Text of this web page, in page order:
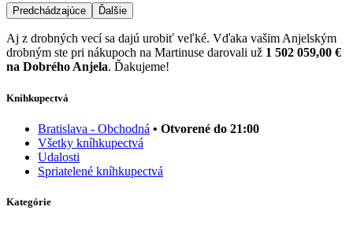
Predchádzajúce Ďalšie
Aj z drobných vecí sa dajú urobiť veľké. Vďaka vašim Anjelským
drobným ste pri nákupoch na Martinuse darovali už 1 502 059,00 €
na Dobrého Anjela. Ďakujeme!
Kníhkupectvá
Bratislava - Obchodná • Otvorené do 21:00
Všetky kníhkupectvá
Udalosti
Spriatelené kníhkupectvá
Kategórie